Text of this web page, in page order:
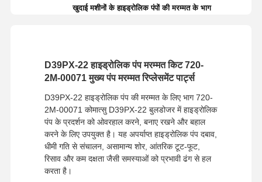
खुदाई मशीनों के हाइड्रोलिक पंपों की मरम्मत के भाग
D39PX-22 हाइड्रोलिक पंप मरम्मत किट 720-
2M-00071 मुख्य पंप मरम्मत रिप्लेसमेंट पार्ट्स
D39PX-22 हाइड्रोलिक पंप की मरम्मत के लिए भाग 720-
2M-00071 कोमात्सु D39PX-22 बुलडोजर में हाइड्रोलिक
पंप के प्रदर्शन को ओवरहाल करने, बनाए रखने और बहाल
करने के लिए उपयुक्त है। यह अपर्याप्त हाइड्रोलिक पंप दबाव,
धीमी गति से संचालन, असामान्य शोर, आंतरिक टूट-फूट,
रिसाव और कम दक्षता जैसी समस्याओं को प्रभावी ढंग से हल
करता है।